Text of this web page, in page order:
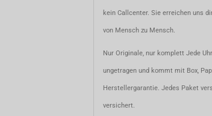
kein Callcenter. Sie erreichen uns
von Mensch zu Mensch.
Nur Originale, nur komplett Jede
ungetragen und kommt mit Box,
Herstellergarantie. Jedes Paket
versichert.